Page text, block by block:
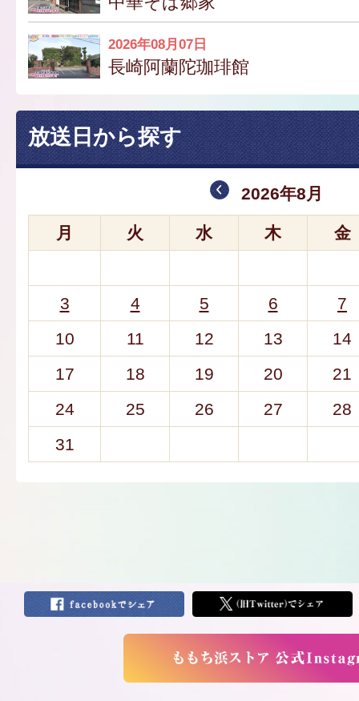
2026年08月07日
長崎阿蘭陀珈琲館
放送日から探す
2026年8月
月 火 水 木 金
3 4 5 6
7
10
11 12 13
14
17
18 19 20
21
24
25 26 27
28
31